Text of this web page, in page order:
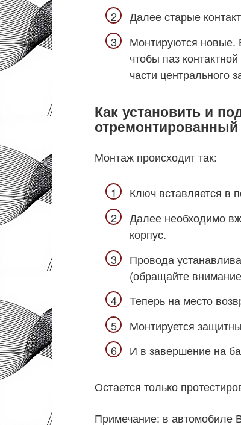
Далее старые
Монтируются новые.
чтобы паз
части центрального
Как установить и
Монтаж происходит так:
Ключ вставляется в
Далее необходимо
корпус.
Провода
(обращайте
Теперь на место
Монтируется
И в завершение на
Остается только
Примечание: в автомобиле